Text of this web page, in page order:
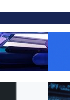
— ja